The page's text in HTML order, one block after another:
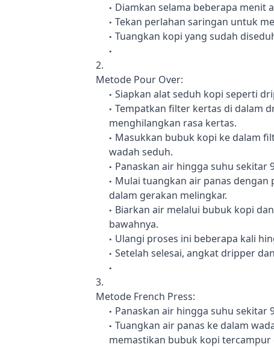
Diamkan selama beberapa menit
Tekan perlahan saringan untuk
Tuangkan kopi yang sudah
Metode Pour Over:
Siapkan alat seduh kopi seperti
Tempatkan filter kertas di dalam
menghilangkan rasa kertas.
Masukkan bubuk kopi ke dalam
wadah seduh.
Panaskan air hingga suhu sekitar
Mulai tuangkan air panas dengan
dalam gerakan melingkar.
Biarkan air melalui bubuk kopi
bawahnya.
Ulangi proses ini beberapa kali
Setelah selesai, angkat dripper
Metode French Press:
Panaskan air hingga suhu sekitar
Tuangkan air panas ke dalam
memastikan bubuk kopi tercampur